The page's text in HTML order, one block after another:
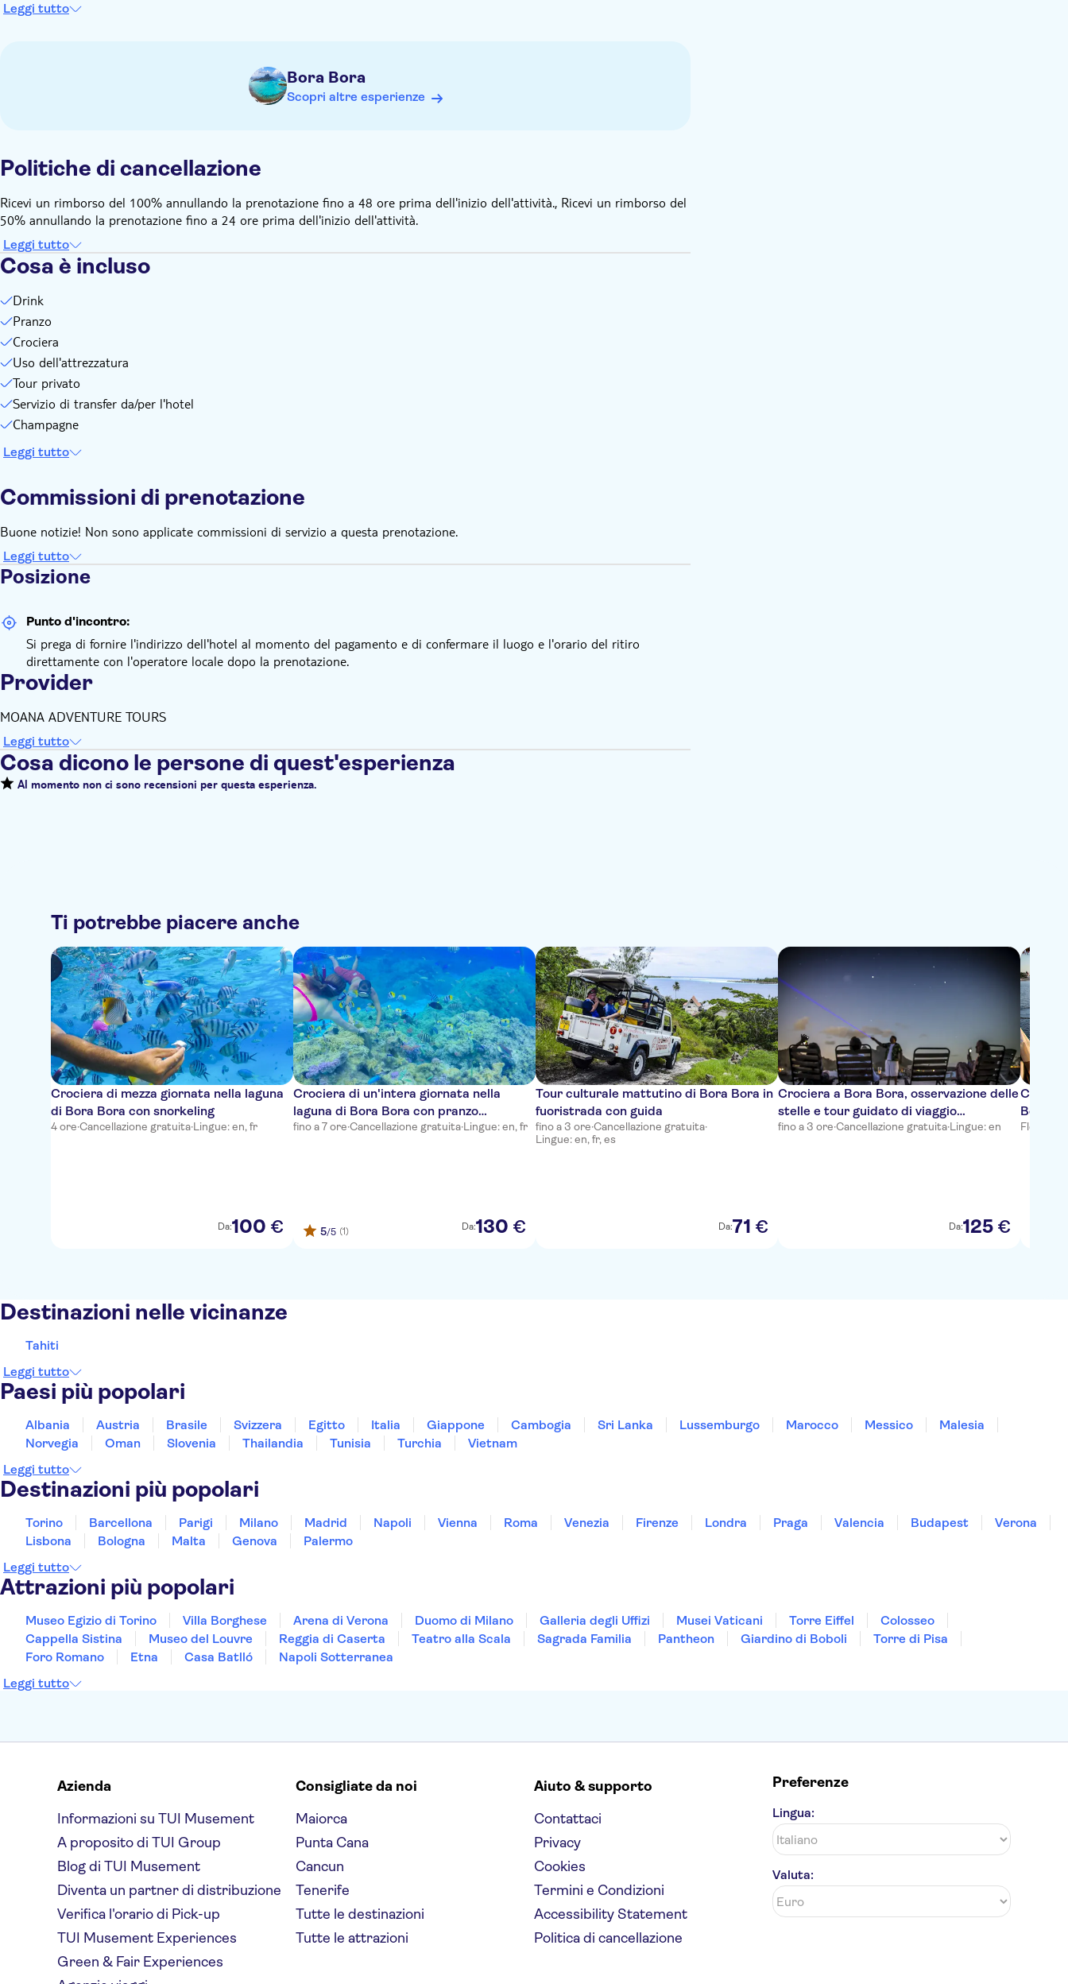
Indossare abiti leggeri e comodi e portare con sé la crema solare, un cappello e occhiali da sole
Leggi tutto
Bora Bora
Scopri altre esperienze
Politiche di cancellazione
Ricevi un rimborso del 100% annullando la prenotazione fino a 48 ore prima dell'inizio dell'attività., Ricevi un rimborso del
50% annullando la prenotazione fino a 24 ore prima dell'inizio dell'attività.
Leggi tutto
Cosa è incluso
Drink
Pranzo
Crociera
Uso dell'attrezzatura
Tour privato
Servizio di transfer da/per l'hotel
Champagne
Leggi tutto
Commissioni di prenotazione
Buone notizie! Non sono applicate commissioni di servizio a questa prenotazione.
Leggi tutto
Posizione
Punto d'incontro:
Si prega di fornire l'indirizzo dell'hotel al momento del pagamento e di confermare il luogo e l'orario del ritiro
direttamente con l'operatore locale dopo la prenotazione.
Provider
MOANA ADVENTURE TOURS
Leggi tutto
Cosa dicono le persone di quest'esperienza
Al momento non ci sono recensioni per questa esperienza.
Ti potrebbe piacere anche
Crociera di mezza giornata nella laguna
di Bora Bora con snorkeling
4 ore·Cancellazione gratuita·Lingue: en, fr
Da:100 €
Crociera di un'intera giornata nella
laguna di Bora Bora con pranzo
barbecue
fino a 7 ore·Cancellazione gratuita·Lingue: en, fr
5/5 (1) Da:130 €
Tour culturale mattutino di Bora Bora in
fuoristrada con guida
fino a 3 ore·Cancellazione gratuita·
Lingue: en, fr, es
Da:71 €
Crociera a Bora Bora, osservazione delle
stelle e tour guidato di viaggio
polinesiano
fino a 3 ore·Cancellazione gratuita·Lingue: en
Da:125 €
Bora
Flessibile
Destinazioni nelle vicinanze
Tahiti
Leggi tutto
Paesi più popolari
Albania Austria Brasile Svizzera Egitto Italia Giappone Cambogia Sri Lanka Lussemburgo Marocco Messico
Malesia
Norvegia
Oman Slovenia Thailandia Tunisia Turchia
Vietnam
Leggi tutto
Destinazioni più popolari
Torino Barcellona Parigi Milano Madrid Napoli Vienna Roma Venezia Firenze Londra Praga Valencia Budapest
Verona
Lisbona
Bologna Malta Genova
Palermo
Leggi tutto
Attrazioni più popolari
Museo Egizio di Torino Villa Borghese Arena di Verona Duomo di Milano Galleria degli Uffizi Musei Vaticani Torre Eiffel
Colosseo
Cappella Sistina
Museo del Louvre Reggia di Caserta Teatro alla Scala Sagrada Familia Pantheon Giardino di Boboli
Torre di Pisa
Foro Romano
Etna Casa Batlló
Napoli Sotterranea
Leggi tutto
Azienda
Informazioni su TUI Musement
A proposito di TUI Group
Blog di TUI Musement
Diventa un partner di distribuzione
Verifica l'orario di Pick-up
TUI Musement Experiences
Green & Fair Experiences
Consigliate da noi
Maiorca
Punta Cana
Cancun
Tenerife
Tutte le destinazioni
Tutte le attrazioni
Aiuto & supporto
Contattaci
Privacy
Cookies
Termini e Condizioni
Accessibility Statement
Politica di cancellazione
Preferenze
Lingua:
Valuta: